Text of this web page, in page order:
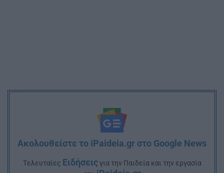
Ακολουθείστε το iPaideia.gr στο Google News
Tελευταίες Ειδήσειςγια την Παιδεία και την εργασία